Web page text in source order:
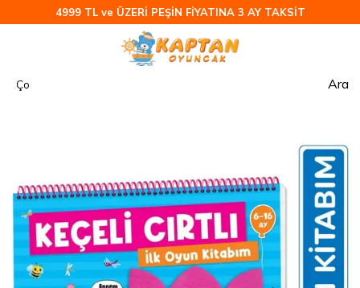
4999 TL ve ÜZERİ PEŞİN FİYATINA 3 AY TAKSİT
Ara